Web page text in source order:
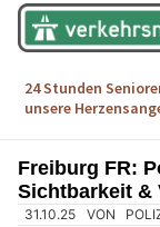
Freiburg FR:
Sichtbarkeit &
31.10.25 VON